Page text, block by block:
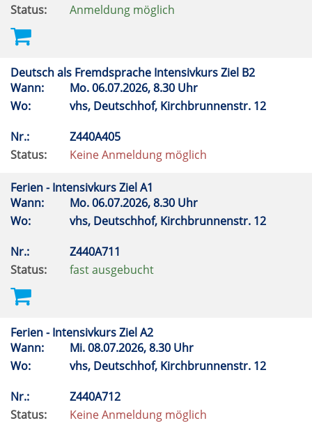
Status:
Anmeldung möglich
Deutsch als Fremdsprache Intensivkurs Ziel B2
Wann:
Mo.06.07.2026, 8.30 Uhr
Wo:
vhs, Deutschhof, Kirchbrunnenstr. 12
Nr.:
Z440A405
Status:
Keine Anmeldung möglich
Ferien - Intensivkurs Ziel A1
Wann:
Mo.06.07.2026, 8.30 Uhr
Wo:
vhs, Deutschhof, Kirchbrunnenstr. 12
Nr.:
Z440A711
Status:
fast ausgebucht
Ferien - Intensivkurs Ziel A2
Wann:
Mi.08.07.2026, 8.30 Uhr
Wo:
vhs, Deutschhof, Kirchbrunnenstr. 12
Nr.:
Z440A712
Status:
Keine Anmeldung möglich